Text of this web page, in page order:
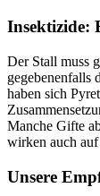
Insektizide:
Der Stall muss
gegebenenfalls
haben sich
Manche Gifte
wirken auch
Unsere